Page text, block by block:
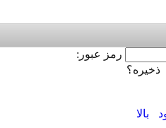
رمز عبور:
ذخیره؟
بالا